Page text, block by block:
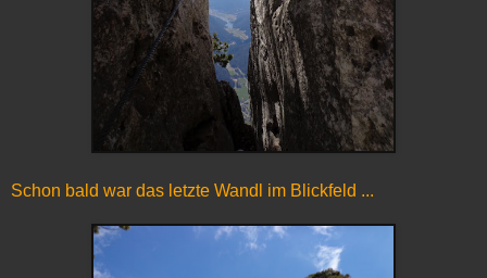
Schon bald war das letzte Wandl im Blickfeld ...